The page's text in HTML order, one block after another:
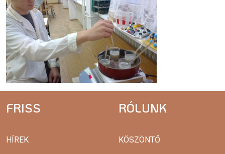
FRISS
HÍREK
RÓLUNK
KÖSZÖNTŐ